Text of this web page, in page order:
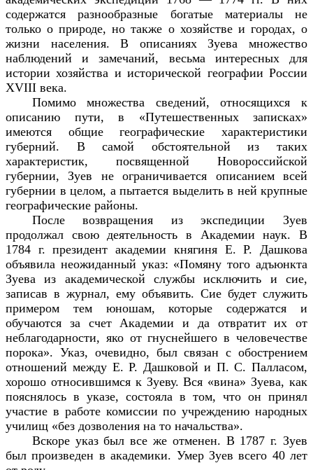
содержатся разнообразные богатые материалы не
только о природе, но также о хозяйстве и городах, о
жизни населения. В описаниях Зуева множество
наблюдений и замечаний, весьма интересных для
истории хозяйства и исторической географии России
XVIII века.
Помимо множества сведений, относящихся к
описанию пути, в «Путешественных записках»
имеются общие географические характеристики
губерний. В самой обстоятельной из таких
характеристик, посвященной Новороссийской
губернии, Зуев не ограничивается описанием всей
губернии в целом, а пытается выделить в ней крупные
географические районы.
После возвращения из экспедиции Зуев
продолжал свою деятельность в Академии наук. В
1784 г. президент академии княгиня Е. Р. Дашкова
объявила неожиданный указ: «Помяну того адъюнкта
Зуева из академической службы исключить и сие,
записав в журнал, ему объявить. Сие будет служить
примером тем юношам, которые содержатся и
обучаются за счет Академии и да отвратит их от
неблагодарности, яко от гнуснейшего в человечестве
порока». Указ, очевидно, был связан с обострением
отношений между Е. Р. Дашковой и П. С. Палласом,
хорошо относившимся к Зуеву. Вся «вина» Зуева, как
пояснялось в указе, состояла в том, что он принял
участие в работе комиссии по учреждению народных
училищ «без дозволения на то начальства».
Вскоре указ был все же отменен. В 1787 г. Зуев
был произведен в академики. Умер Зуев всего 40 лет